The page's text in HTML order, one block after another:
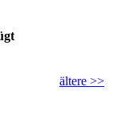
ältere >>